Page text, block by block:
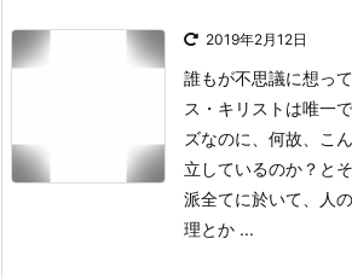
2019年2月12日
誰もが不思議に想っ
ス・キリストは唯一
ズなのに、何故、こ
立しているのか？と
派全てに於いて、人
理とか ...